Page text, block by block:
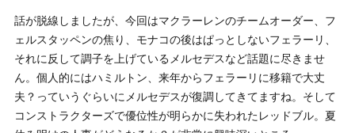
話が脱線しましたが、今回はマクラーレンのチームオーダー、フ
ェルスタッペンの焦り、モナコの後はぱっとしないフェラーリ、
それに反して調子を上げているメルセデスなど話題に尽きませ
ん。個人的にはハミルトン、来年からフェラーリに移籍で大丈
夫？っていうぐらいにメルセデスが復調してきてますね。そして
コンストラクターズで優位性が明らかに失われたレッドブル。夏